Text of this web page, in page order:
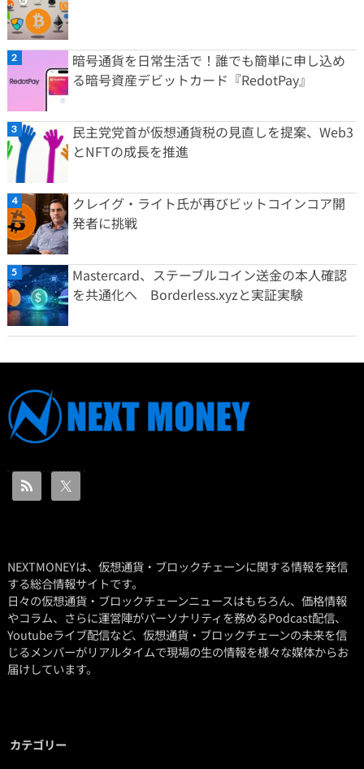
暗号通貨を日常生活で！誰でも簡単に申し込め
る暗号資産デビットカード『RedotPay』
民主党党首が仮想通貨税の見直しを提案、Web3
とNFTの成長を推進
クレイグ・ライト氏が再びビットコインコア開
発者に挑戦
Mastercard、ステーブルコイン送金の本人確認
を共通化へ Borderless.xyzと実証実験
NEXTMONEYは、仮想通貨・ブロックチェーンに関する情報を発信
する総合情報サイトです。
日々の仮想通貨・ブロックチェーンニュースはもちろん、価格情報
やコラム、さらに運営陣がパーソナリティを務めるPodcast配信、
Youtubeライブ配信など、仮想通貨・ブロックチェーンの未来を信
じるメンバーがリアルタイムで現場の生の情報を様々な媒体からお
届けしています。
カテゴリー